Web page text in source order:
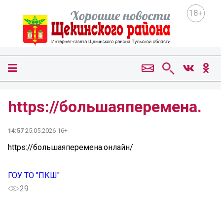
18+
https://большаяперемена.
14:57 25.05.2026 16+
https://большаяперемена.онлайн/
ГОУ ТО "ПКШ"
29